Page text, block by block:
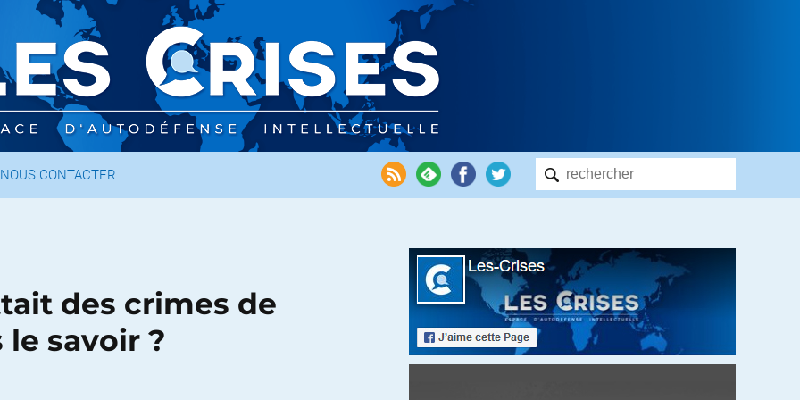
NOUS CONTACTER
des crimes de
savoir ?